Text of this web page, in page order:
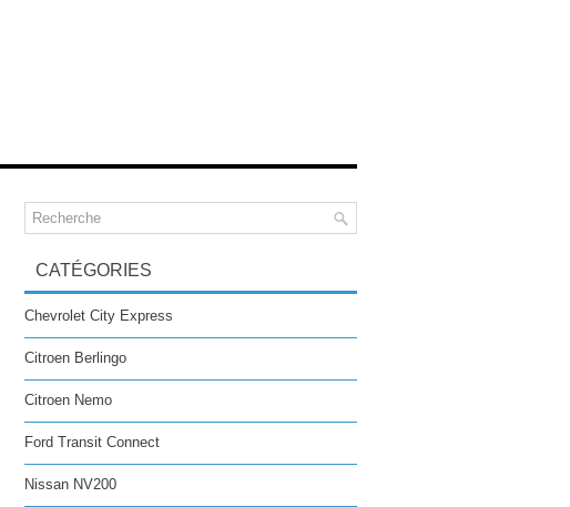
CATÉGORIES
Chevrolet City Express
Citroen Berlingo
Citroen Nemo
Ford Transit Connect
Nissan NV200